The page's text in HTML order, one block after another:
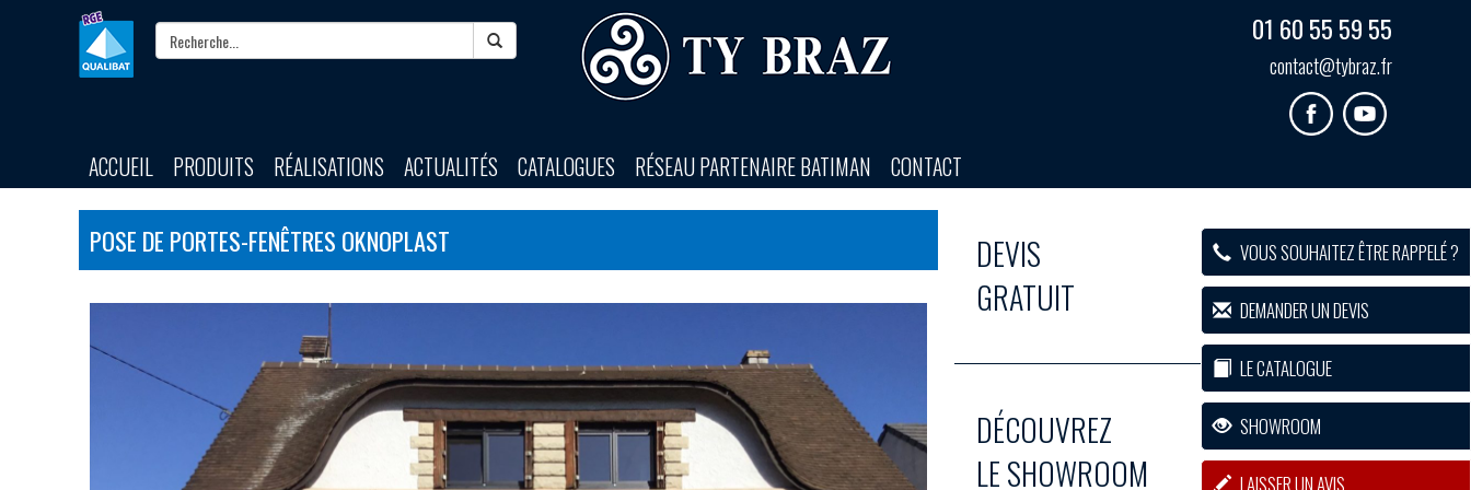
VOUS SOUHAITEZ ÊTRE RAPPELÉ ?
DEMANDER UN DEVIS
LE CATALOGUE
SHOWROOM
LAISSER UN AVIS
01 60 55 59 55
contact@tybraz.fr
ACCUEIL PRODUITS RÉALISATIONS ACTUALITÉS CATALOGUES RÉSEAU PARTENAIRE BATIMAN CONTACT
POSE DE PORTES-FENÊTRES OKNOPLAST
DEVIS
GRATUIT
DÉCOUVREZ
LE SHOWROOM